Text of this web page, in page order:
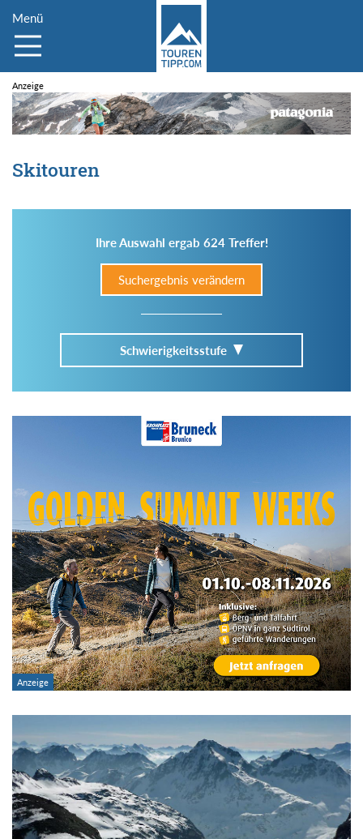
Menü
Skitouren
Ihre Auswahl ergab 624 Treffer!
Suchergebnis verändern
Schwierigkeitsstufe
Im Tourenarchiv suchen
Region:
Gebirge:
Art der Tour:
Schwierigkeitsgrad:
von
bis
Kondition (Tourdauer):
von